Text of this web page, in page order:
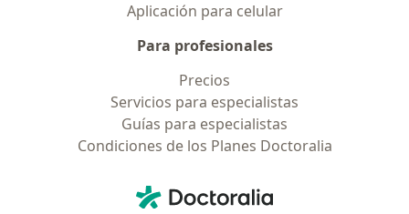
Aplicación para celular
Para profesionales
Precios
Servicios para especialistas
Guías para especialistas
Condiciones de los Planes Doctoralia
Doctoralia - Página de inicio